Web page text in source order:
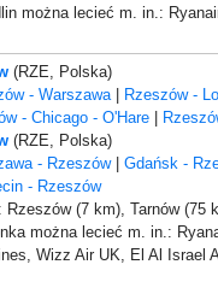
można lecieć m. in.:
(RZE, Polska)
- Warszawa | Rzeszów -
- Chicago - O'Hare |
(RZE, Polska)
- Rzeszów| Gdańsk -
- Rzeszów
Rzeszów (7 km), Tarnów (75
można lecieć m. in.:
Wizz Air UK, El Al Israel